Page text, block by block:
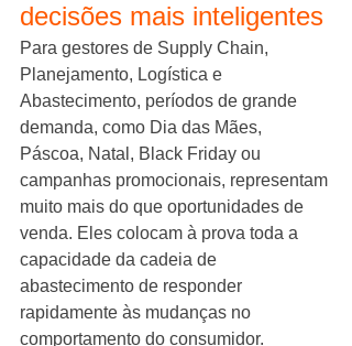
decisões mais inteligentes
Para gestores de Supply Chain,
Planejamento, Logística e
Abastecimento, períodos de grande
demanda, como Dia das Mães,
Páscoa, Natal, Black Friday ou
campanhas promocionais, representam
muito mais do que oportunidades de
venda. Eles colocam à prova toda a
capacidade da cadeia de
abastecimento de responder
rapidamente às mudanças no
comportamento do consumidor.